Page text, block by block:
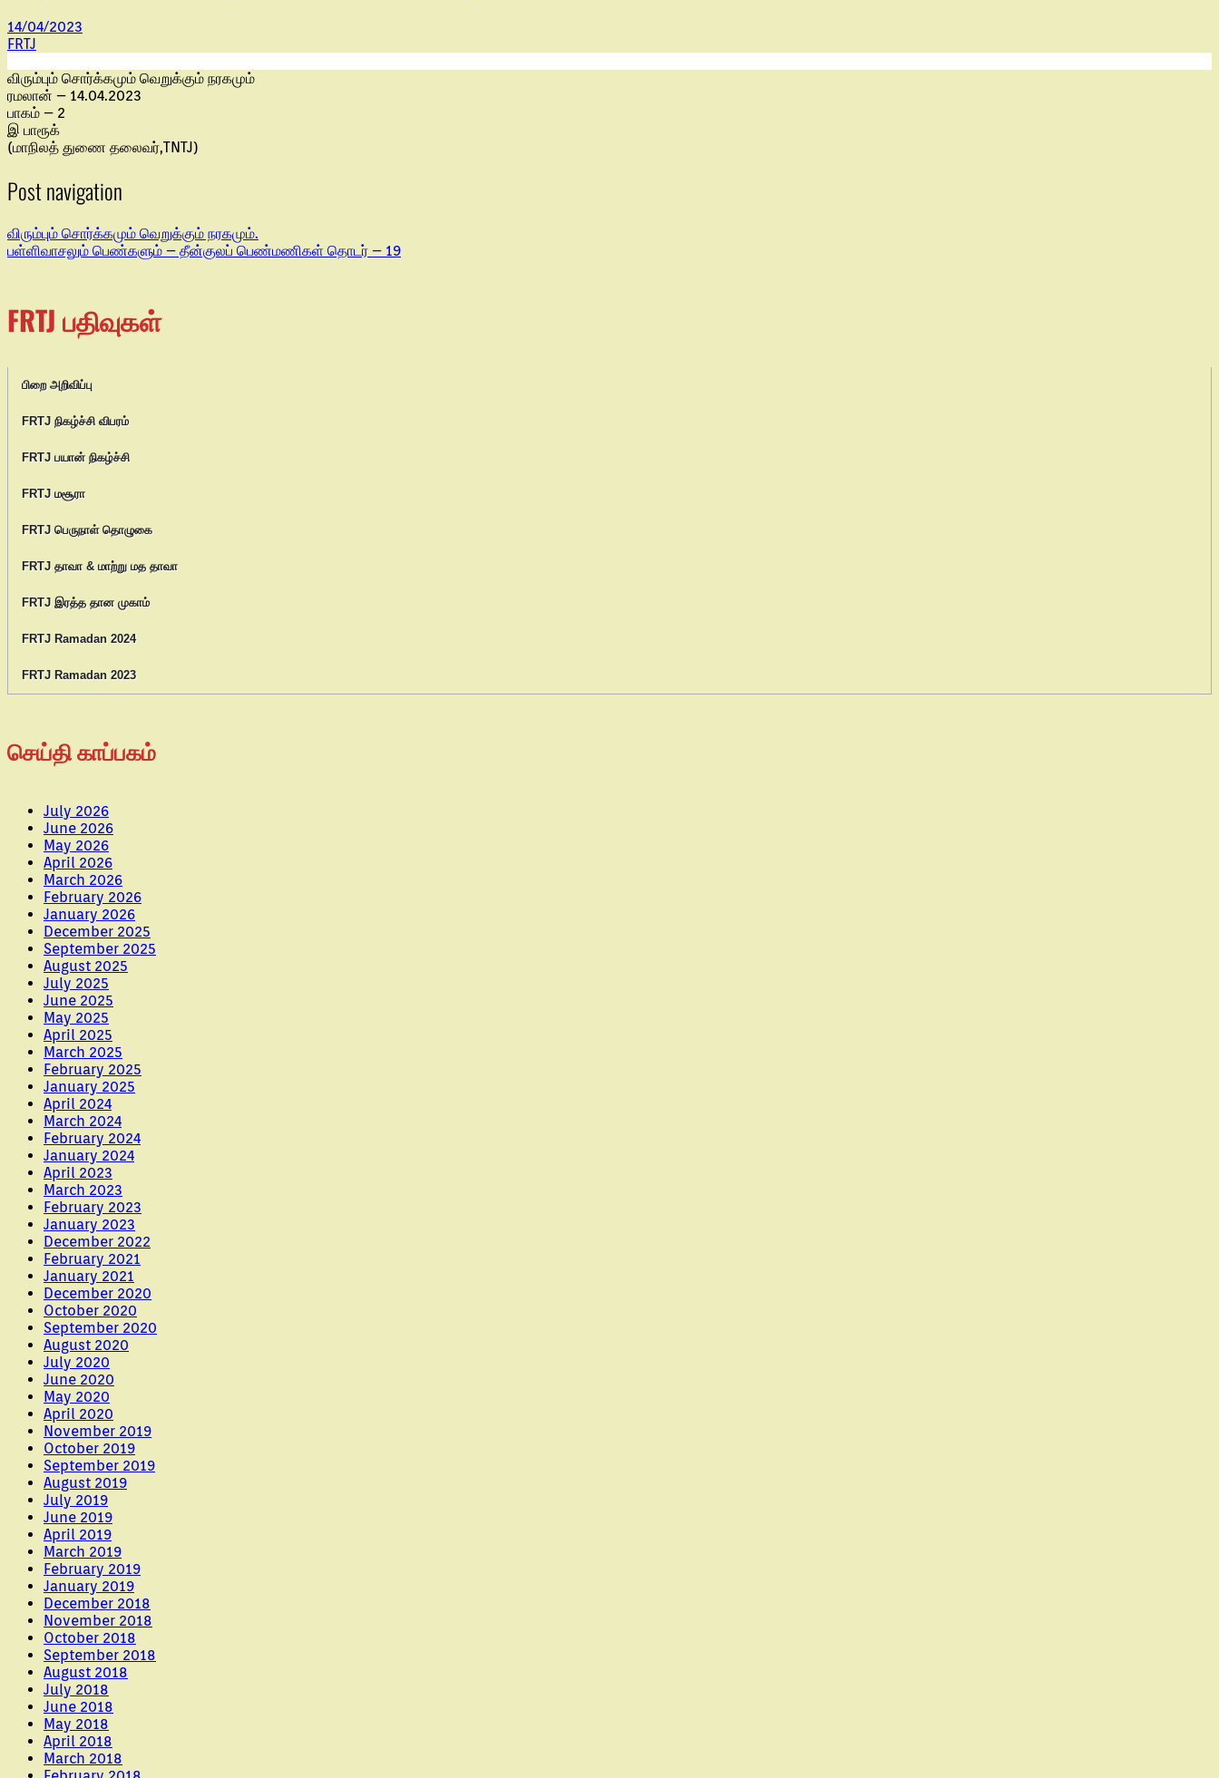
14/04/2023
FRTJ
விரும்பும் சொர்க்கமும் வெறுக்கும் நரகமும்
ரமலான் – 14.04.2023
பாகம் – 2
இ பாரூக்
(மாநிலத் துணை தலைவர்,TNTJ)
Post navigation
விரும்பும் சொர்க்கமும் வெறுக்கும் நரகமும்.
பள்ளிவாசலும் பெண்களும் – தீன்குலப் பெண்மணிகள் தொடர் – 19
FRTJ பதிவுகள்
பிறை அறிவிப்பு
FRTJ நிகழ்ச்சி விபரம்
FRTJ பயான் நிகழ்ச்சி
FRTJ மசூரா
FRTJ பெருநாள் தொழுகை
FRTJ தாவா & மாற்று மத தாவா
FRTJ இரத்த தான முகாம்
FRTJ Ramadan 2024
FRTJ Ramadan 2023
செய்தி காப்பகம்
July 2026
June 2026
May 2026
April 2026
March 2026
February 2026
January 2026
December 2025
September 2025
August 2025
July 2025
June 2025
May 2025
April 2025
March 2025
February 2025
January 2025
April 2024
March 2024
February 2024
January 2024
April 2023
March 2023
February 2023
January 2023
December 2022
February 2021
January 2021
December 2020
October 2020
September 2020
August 2020
July 2020
June 2020
May 2020
April 2020
November 2019
October 2019
September 2019
August 2019
July 2019
June 2019
April 2019
March 2019
February 2019
January 2019
December 2018
November 2018
October 2018
September 2018
August 2018
July 2018
June 2018
May 2018
April 2018
March 2018